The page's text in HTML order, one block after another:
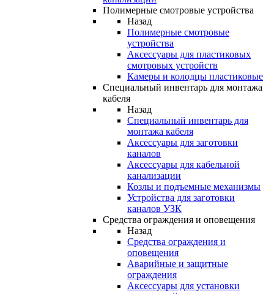
Полимерные смотровые устройства
Назад
Полимерные смотровые
устройства
Аксессуары для пластиковых
смотровых устройств
Камеры и колодцы пластиковые
Специальный инвентарь для монтажа
кабеля
Назад
Специальный инвентарь для
монтажа кабеля
Аксессуары для заготовки
каналов
Аксессуары для кабельной
канализации
Козлы и подъемные механизмы
Устройства для заготовки
каналов УЗК
Средства ограждения и оповещения
Назад
Средства ограждения и
оповещения
Аварийные и защитные
ограждения
Аксессуары для установки